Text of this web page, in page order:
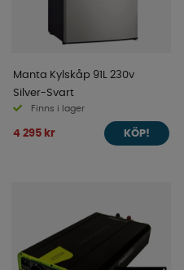
Manta Kylskåp 91L 230v
Silver-Svart
Finns i lager
4 295 kr KÖP!